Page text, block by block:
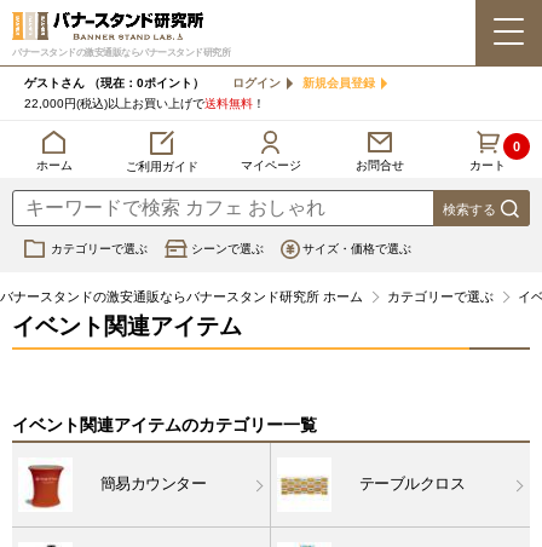
バナースタンドの激安通販ならバナースタンド研究所
ゲストさん （現在：0ポイント） ログイン
新規会員登録
22,000円(税込)以上お買い上げで送料無料 ！
ホーム ご利用ガイド マイページ お問合せ カート
0
カテゴリーで選ぶ シーンで選ぶ サイズ・価格で選ぶ
バナースタンドの激安通販ならバナースタンド研究所 ホーム カテゴリーで選ぶ イ
イベント関連アイテム
イベント関連アイテムのカテゴリー一覧
簡易カウンター テーブルクロス